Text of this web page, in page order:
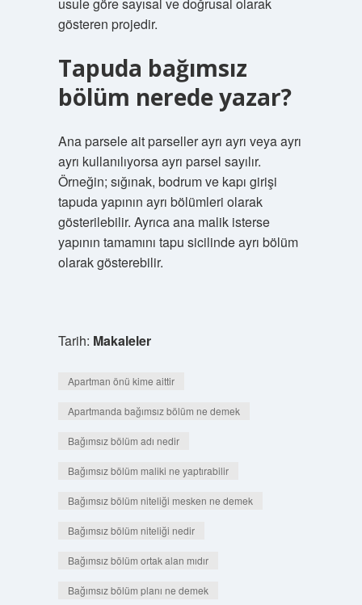
gösteren projedir.
Tapuda bağımsız
bölüm nerede yazar?
Ana parsele ait parseller ayrı ayrı veya ayrı
ayrı kullanılıyorsa ayrı parsel sayılır.
Örneğin; sığınak, bodrum ve kapı girişi
tapuda yapının ayrı bölümleri olarak
gösterilebilir. Ayrıca ana malik isterse
yapının tamamını tapu sicilinde ayrı bölüm
olarak gösterebilir.
Tarih: Makaleler
Apartman önü kime aittir
Apartmanda bağımsız bölüm ne demek
Bağımsız bölüm adı nedir
Bağımsız bölüm maliki ne yaptırabilir
Bağımsız bölüm niteliği mesken ne demek
Bağımsız bölüm niteliği nedir
Bağımsız bölüm ortak alan mıdır
Bağımsız bölüm planı ne demek